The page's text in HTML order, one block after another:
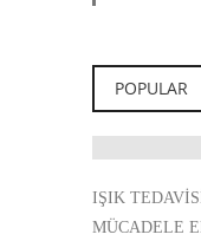
POPULAR
IŞIK
MÜCADELE